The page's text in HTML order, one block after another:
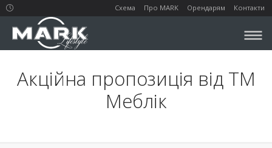
Схема Про MARK Орендарям Контакти
Акційна пропозиція від ТМ
Меблік